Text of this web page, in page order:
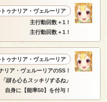
ゥナリア・ヴェルーリア
主行動回数＋1！
主行動回数＋1！
ゥナリア・ヴェルーリア
リア・ヴェルーリアのSS！
「頭も心もスッキリするね」
自身に【能率50】を付与！